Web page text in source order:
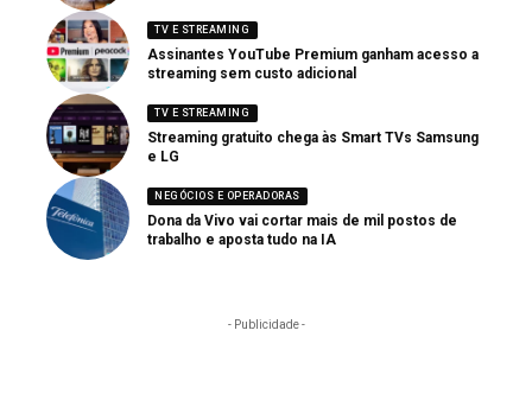
TV E STREAMING
Assinantes YouTube Premium ganham acesso a
streaming sem custo adicional
TV E STREAMING
Streaming gratuito chega às Smart TVs Samsung
e LG
NEGÓCIOS E OPERADORAS
Dona da Vivo vai cortar mais de mil postos de
trabalho e aposta tudo na IA
- Publicidade -